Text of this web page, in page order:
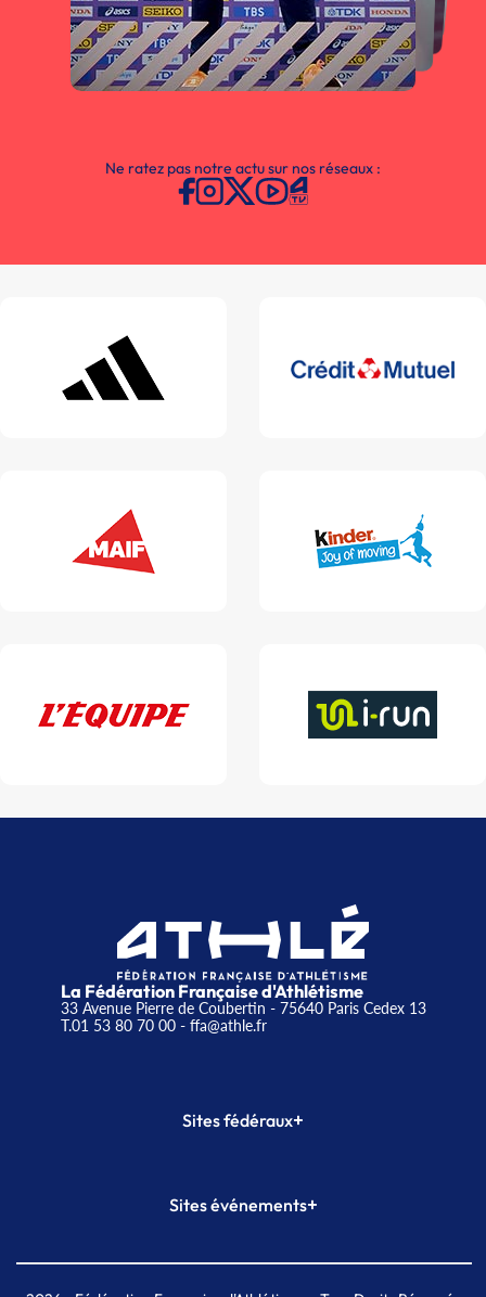
Ne ratez pas notre actu sur nos réseaux :
La Fédération Française d'Athlétisme
33 Avenue Pierre de Coubertin - 75640 Paris Cedex 13
T.01 53 80 70 00- ffa@athle.fr
Sites fédéraux+
Plateforme Formation
Sites événements+
Meeting de Paris indoor